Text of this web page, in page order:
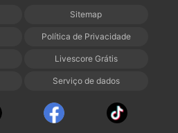
Sitemap
Política de Privacidade
Livescore Grátis
Serviço de dados